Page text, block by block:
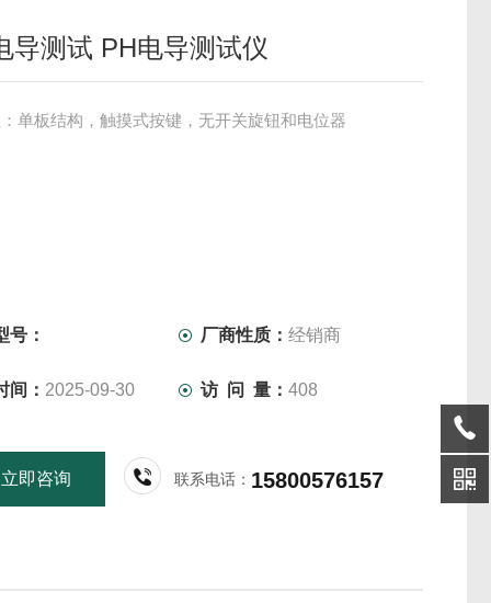
导测试 PH电导测试仪
单板结构，触摸式按键，无开关旋钮和电位器
号： 厂商性质：经销商
间： 2025-09-30 访 问 量：408
立即咨询 联系电话： 15800576157